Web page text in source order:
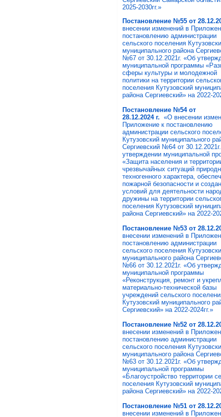
2025-2030гг.»
Постановление №55 от
внесении изменений в
постановлению администрации
сельского поселения
муниципального района
№67 от 30.12.2021г. «Об
муниципальной программы
сферы культуры и молодежной
политики на территории
поселения Кутузовский
района Сергиевский» на 2022-
Постановление №54 от
28.12.2024 г. «О внесении
Приложение к постановлению
администрации сельского
Кутузовский муниципального
Сергиевский №64 от
утверждении муниципальной
«Защита населения и
чрезвычайных ситуаций
техногенного характера,
пожарной безопасности и
условий для деятельности
дружины на территории
поселения Кутузовский
района Сергиевский» на 2022-
Постановление №53 от
внесении изменений в
постановлению администрации
сельского поселения
муниципального района
№66 от 30.12.2021г. «Об
муниципальной программы
«Реконструкция, ремонт и
материально-технической базы
учреждений сельского
Кутузовский муниципального
Сергиевский» на 2022-2024гг.»
Постановление №52 от
внесении изменений в
постановлению администрации
сельского поселения
муниципального района
№63 от 30.12.2021г. «Об
муниципальной программы
«Благоустройство территории
поселения Кутузовский
района Сергиевский» на 2022-
Постановление №51 от
внесении изменений в